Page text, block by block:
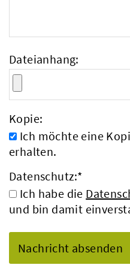
Dateianhang:
Kopie:
Ich möchte eine
erhalten.
Datenschutz:*
Ich habe die
und bin damit